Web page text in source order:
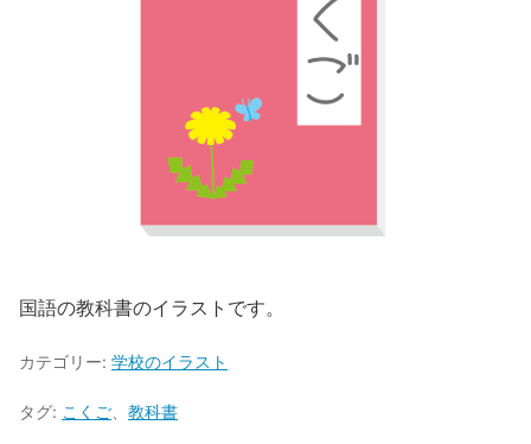
国語の教科書のイラストです。
カテゴリー: 学校のイラスト
タグ: こくご 教科書